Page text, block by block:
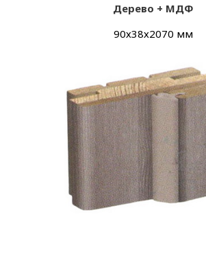
Дерево + МДФ
90х38х2070 мм